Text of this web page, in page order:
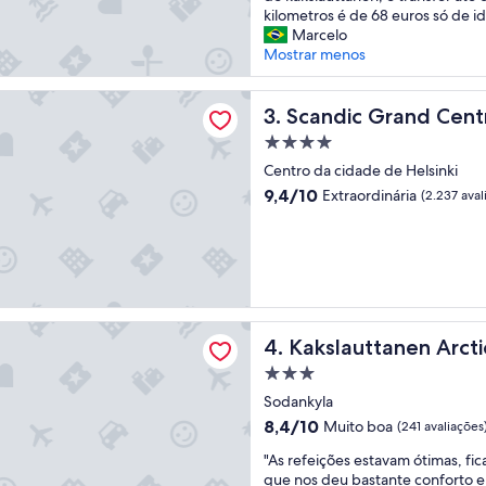
t
o
I
g
l
u
m
a
r
o
s
o
,
e
x
c
l
e
l
é
e
x
c
e
n
r
e
f
e
ç
õ
s
kilometros é de 68 euros só de
Marcelo
Mostrar menos
3. Scandic Grand
Scandic Grand Central
Propriedade
4.0
estrelas
Centro da cidade de Helsinki
9.4
9,4/10 Extraordinária (2.237
Central Helsinki
4. Kakslauttanen
Kakslauttanen Arctic Resort
Propriedade
3.0
estrelas
Sodankyla
8.4
10,
8,4/10 Muito boa (241
"
A
"As refeições estavam ótimas,
que nos deu bastante conforto
Arctic Resort